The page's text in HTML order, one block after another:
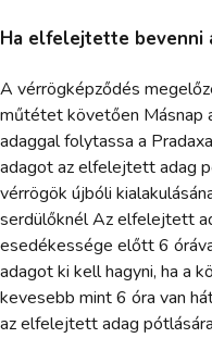
Ha elfelejtette bevenni
A vérrögképződés
műtétet követően Másnap
adaggal folytassa a
adagot az elfelejtett adag
vérrögök újbóli
serdülőknél Az elfelejtett
esedékessége előtt 6
adagot ki kell hagyni, ha a
kevesebb mint 6 óra van
az elfelejtett adag